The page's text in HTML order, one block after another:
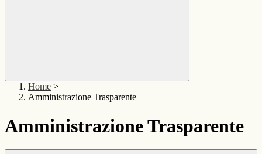
Home >
Amministrazione Trasparente
Amministrazione Trasparente